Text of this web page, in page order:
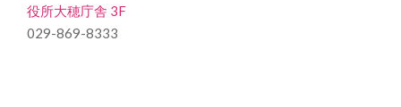
役所大穂庁舎 3F
029-869-8333